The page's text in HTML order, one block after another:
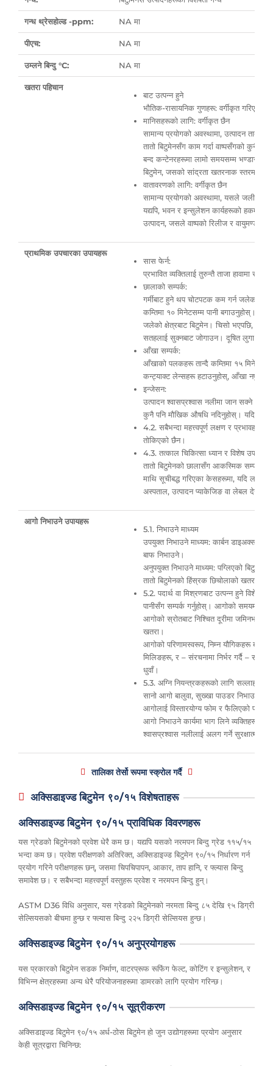
गन्ध थ्रेसहोल्ड -ppm: NA मा
पीएच: NA मा
उम्लने बिन्दु °C: NA मा
खतरा पहिचान
बाट उत्पन्न हुने
भौतिक-रासायनिक गुणहरू: वर्गीकृत गरिएको
मानिसहरूको लागि: वर्गीकृत छैन
सामान्य प्रयोगको अवस्थामा, उत्पादन
तातो बिटुमेनसँग काम गर्दा वाष्पसँगको कुनै पनि
बन्द कन्टेनरहरूमा लामो समयसम्म भण्डारण
बिटुमेन, जसको सांद्रता खतरनाक स्तरमा
वातावरणको लागि: वर्गीकृत छैन
सामान्य प्रयोगको अवस्थामा, यसले जलीय र
यद्यपि, भवन र इन्सुलेशन कार्यहरूको हकमा
उत्पादन, जसले वाष्पको रिलीज र वायुमण्डलमा
प्राथमिक उपचारका उपायहरू
सास फेर्न:
प्रभावित व्यक्तिलाई तुरुन्तै ताजा हावामा
छालाको सम्पर्क:
गर्मीबाट हुने थप चोटपटक कम गर्न जलेको
कम्तिमा १० मिनेटसम्म पानी बगाउनुहोस्।
जलेको क्षेत्रबाट बिटुमेन। चिसो भएपछि,
सतहलाई सुक्नबाट जोगाउन। दूषित लुगा
आँखा सम्पर्क:
आँखाको पलकहरू तान्दै कम्तिमा १५ मिनेटसम्म
कन्ट्याक्ट लेन्सहरू हटाउनुहोस्, आँखा
इन्जेसन:
उत्पादन श्वासप्रश्वास नलीमा जान सक्ने
कुनै पनि मौखिक औषधि नदिनुहोस्। यदि कुनै
4.2. सबैभन्दा महत्त्वपूर्ण लक्षण र प्रभावहरू,
तोकिएको छैन।
4.3. तत्काल चिकित्सा ध्यान र विशेष
तातो बिटुमेनको छालासँग आकस्मिक सम्पर्क
माथि सूचीबद्ध गरिएका केसहरूमा, यदि लक्षणहरू
अस्पताल, उत्पादन प्याकेजिङ वा लेबल
आगो निभाउने उपायहरू
5.1. निभाउने माध्यम
उपयुक्त निभाउने माध्यम: कार्बन डाइअक्साइड,
बाफ निभाउने।
अनुपयुक्त निभाउने माध्यम: पग्लिएको बिटुमेनको
तातो बिटुमेनको हिंस्रक छिचोलाको खतराको
5.2. पदार्थ वा मिश्रणबाट उत्पन्न हुने विशेष
पानीसँग सम्पर्क गर्नुहोस्। आगोको समयमा,
आगोको स्रोतबाट निश्चित दूरीमा जमिनभन्दा
खतरा।
आगोको परिणामस्वरूप, निम्न यौगिकहरू बन्छन्:
मिलिङहरू, र – संरचनामा निर्भर गर्दै –
धुवाँ।
5.3. अग्नि नियन्त्रकहरूको लागि सल्लाह
सानो आगो बालुवा, सुख्खा पाउडर निभाउने
आगोलाई विस्तारयोग्य फोम र फैलिएको
आगो निभाउने कार्यमा भाग लिने व्यक्तिहरूलाई
श्वासप्रश्वास नलीलाई अलग गर्ने
तालिका तेर्सो रूपमा स्क्रोल गर्दै
अक्सिडाइज्ड बिटुमेन ९०/१५ विशेषताहरू
अक्सिडाइज्ड बिटुमेन ९०/१५ प्राविधिक विवरणहरू
यस ग्रेडको बिटुमेनको प्रवेश धेरै कम छ। यद्यपि यसको नरमपन बिन्दु ग्रेड ११५/१५
भन्दा कम छ। प्रवेश परीक्षणको अतिरिक्त, अक्सिडाइज्ड बिटुमेन ९०/१५ निर्धारण गर्न
प्रयोग गरिने परीक्षणहरू छन्, जसमा चिपचिपापन, आकार, ताप हानि, र फ्ल्यास बिन्दु
समावेश छ। र सबैभन्दा महत्त्वपूर्ण वस्तुहरू प्रवेश र नरमपन बिन्दु हुन्।
ASTM D36 विधि अनुसार, यस ग्रेडको बिटुमेनको नरमता बिन्दु ८५ देखि ९५ डिग्री
सेल्सियसको बीचमा हुन्छ र फ्ल्यास बिन्दु २२५ डिग्री सेल्सियस हुन्छ।
अक्सिडाइज्ड बिटुमेन ९०/१५ अनुप्रयोगहरू
यस प्रकारको बिटुमेन सडक निर्माण, वाटरप्रूफ रूफिंग फेल्ट, कोटिंग र इन्सुलेशन, र
विभिन्न क्षेत्रहरूमा अन्य धेरै परियोजनाहरूमा डामरको लागि प्रयोग गरिन्छ।
अक्सिडाइज्ड बिटुमेन ९०/१५ सूत्रीकरण
अक्सिडाइज्ड बिटुमेन ९०/१५ अर्ध-ठोस बिटुमेन हो जुन उद्योगहरूमा प्रयोग अनुसार
केही सूत्रद्वारा चिनिन्छ: